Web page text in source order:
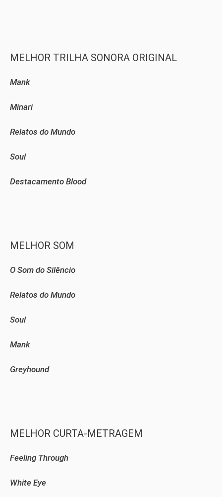
MELHOR TRILHA SONORA ORIGINAL
Mank
Minari
Relatos do Mundo
Soul
Destacamento Blood
MELHOR SOM
O Som do Silêncio
Relatos do Mundo
Soul
Mank
Greyhound
MELHOR CURTA-METRAGEM
Feeling Through
White Eye